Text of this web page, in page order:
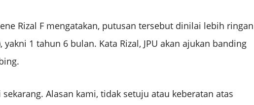
Rizal F mengatakan, putusan tersebut dinilai lebih ringan
1 tahun 6 bulan. Kata Rizal, JPU akan ajukan banding
Alasan kami, tidak setuju atau keberatan atas